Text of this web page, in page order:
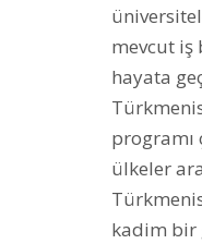
mevcut iş
hayata
programı
ülkeler
kadim bir